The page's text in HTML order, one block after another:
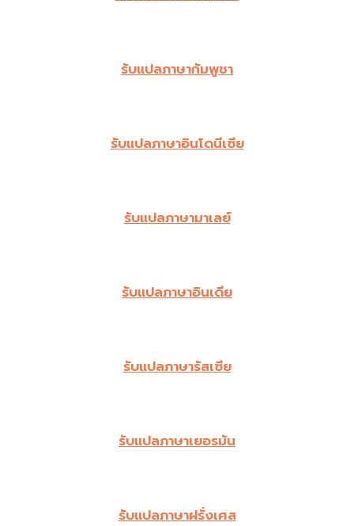
รับแปลภาษากัมพูชา
รับแปลภาษาอินโดนีเซีย
รับแปลภาษามาเลย์
รับแปลภาษาอินเดีย
รับแปลภาษารัสเซีย
รับแปลภาษาเยอรมัน
รับแปลภาษาฝรั่งเศส